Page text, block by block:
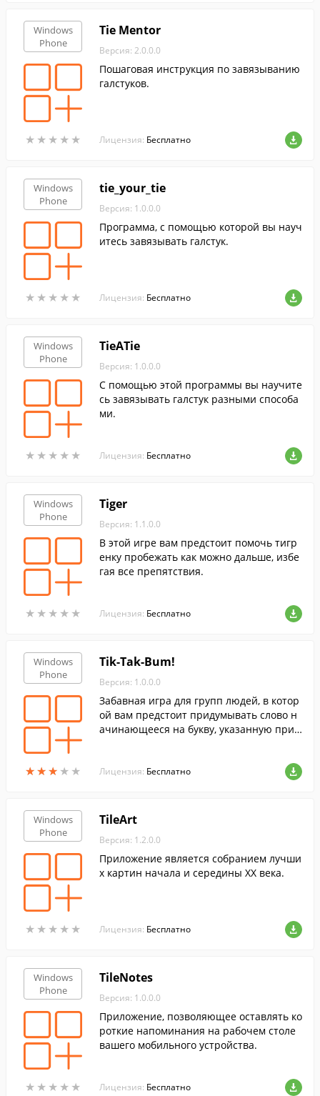
Windows
Phone
★ ★ ★ ★ ★
★ ★ ★ ★ ★
Tie Mentor
Версия: 2.0.0.0
Пошаговая инструкция по завязыванию
галстуков.
Лицензия: Бесплатно
Windows
Phone
★ ★ ★ ★ ★
★ ★ ★ ★ ★
tie_your_tie
Версия: 1.0.0.0
Программа, с помощью которой вы науч
итесь завязывать галстук.
Лицензия: Бесплатно
Windows
Phone
★ ★ ★ ★ ★
★ ★ ★ ★ ★
TieATie
Версия: 1.0.0.0
С помощью этой программы вы научите
сь завязывать галстук разными способа
ми.
Лицензия: Бесплатно
Windows
Phone
★ ★ ★ ★ ★
★ ★ ★ ★ ★
Tiger
Версия: 1.1.0.0
В этой игре вам предстоит помочь тигр
енку пробежать как можно дальше, избе
гая все препятствия.
Лицензия: Бесплатно
Windows
Phone
★★★ ★ ★
★★★ ★ ★
Tik-Tak-Bum!
Версия: 1.0.0.0
Забавная игра для групп людей, в котор
ой вам предстоит придумывать слово н
ачинающееся на букву, указанную прил
Лицензия: Бесплатно
Windows
Phone
★ ★ ★ ★ ★
★ ★ ★ ★ ★
TileArt
Версия: 1.2.0.0
Приложение является собранием лучши
х картин начала и середины ХХ века.
Лицензия: Бесплатно
Windows
Phone
★ ★ ★ ★ ★
★ ★ ★ ★ ★
TileNotes
Версия: 1.0.0.0
Приложение, позволяющее оставлять ко
роткие напоминания на рабочем столе
вашего мобильного устройства.
Лицензия: Бесплатно